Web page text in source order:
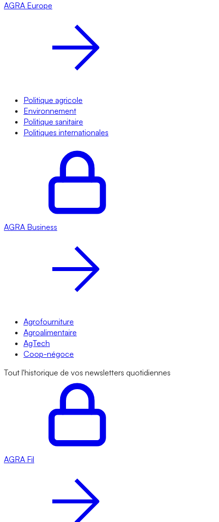
AGRA Europe
Politique agricole
Environnement
Politique sanitaire
Politiques internationales
AGRA Business
Agrofourniture
Agroalimentaire
AgTech
Coop-négoce
Tout l'historique de vos newsletters quotidiennes
AGRA Fil